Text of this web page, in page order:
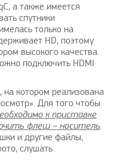
а также имеется
спутники
только на
HD, поэтому
высокого качества.
подключить HDMI
котором реализована
Для того чтобы
к приставке
флеш – носитель.
и другие файлы,
слушать